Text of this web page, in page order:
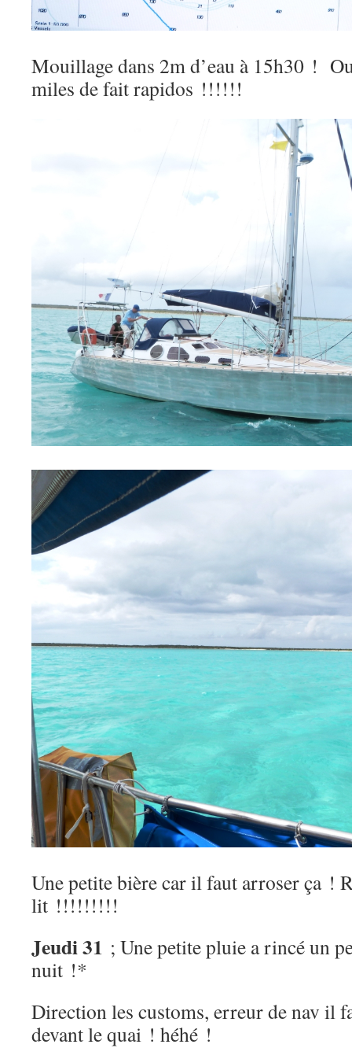
Mouillage dans 2m d’eau à 15h30 !
miles de fait rapidos !!!!!!
Une petite bière car il faut arroser ça !
lit !!!!!!!!!
Jeudi 31 ; Une petite pluie a rincé un
nuit !*
Direction les customs, erreur de nav il
devant le quai ! héhé !